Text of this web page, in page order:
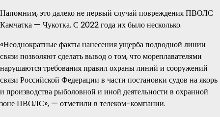
Напомним, это далеко не первый случай повреждения ПВОЛС
Камчатка — Чукотка. С 2022 года их было несколько.
«Неоднократные факты нанесения ущерба подводной линии
связи позволяют сделать вывод о том, что мореплавателями
нарушаются требования правил охраны линий и сооружений
связи Российской Федерации в части постановки судов на якорь
и производства рыболовной и иной деятельности в охранной
зоне ПВОЛС», — отметили в телеком-компании.